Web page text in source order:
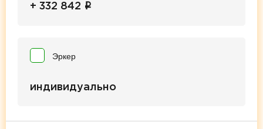
+ 332 842 i
Эркер
индивидуально